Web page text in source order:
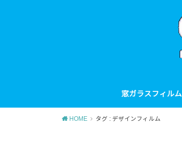
窓ガラスフィルム
HOME タグ : デザインフィルム